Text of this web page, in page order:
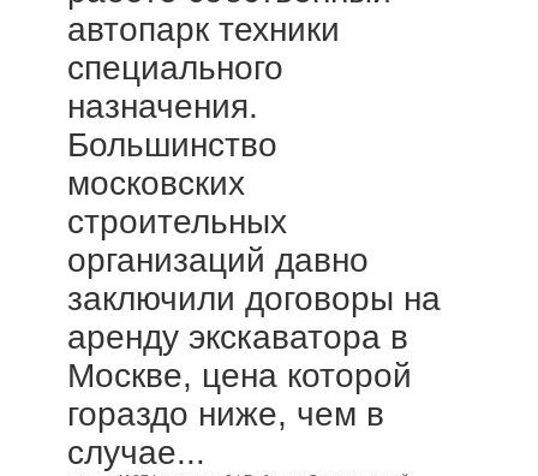
автопарк техники
специального
назначения.
Большинство
московских
строительных
организаций давно
заключили договоры на
аренду экскаватора в
Москве, цена которой
гораздо ниже, чем в
случае...